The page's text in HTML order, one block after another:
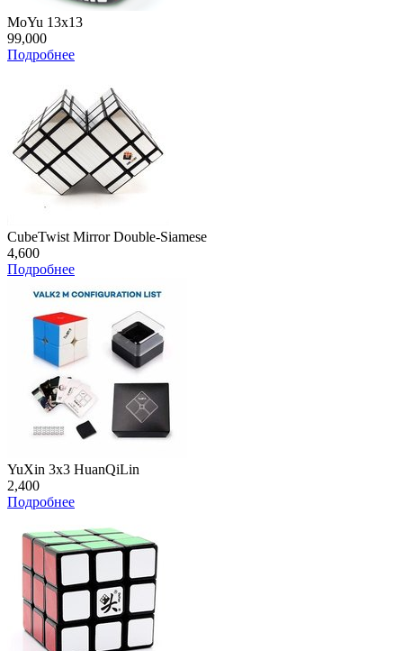
MoYu 13x13
99,000
Подробнее
CubeTwist Mirror Double-Siamese
4,600
Подробнее
YuXin 3x3 HuanQiLin
2,400
Подробнее